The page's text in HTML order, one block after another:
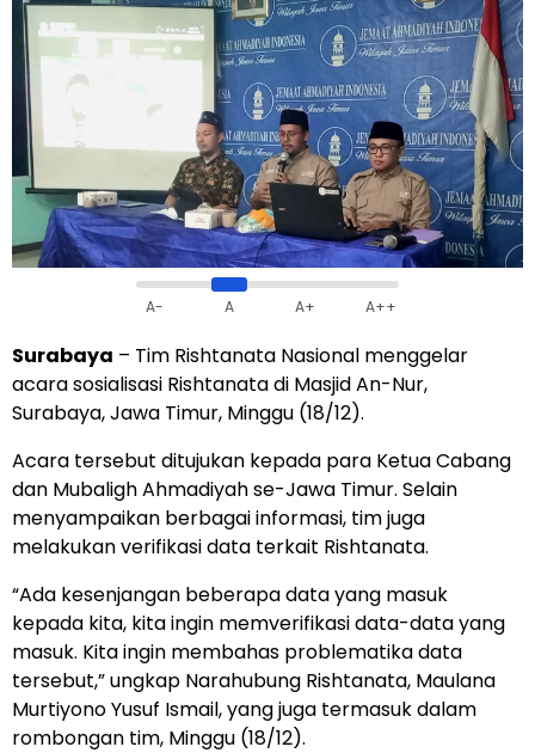
A- A A+ A++
Surabaya – Tim Rishtanata Nasional menggelar
acara sosialisasi Rishtanata di Masjid An-Nur,
Surabaya, Jawa Timur, Minggu (18/12).
Acara tersebut ditujukan kepada para Ketua Cabang
dan Mubaligh Ahmadiyah se-Jawa Timur. Selain
menyampaikan berbagai informasi, tim juga
melakukan verifikasi data terkait Rishtanata.
“Ada kesenjangan beberapa data yang masuk
kepada kita, kita ingin memverifikasi data-data yang
masuk. Kita ingin membahas problematika data
tersebut,” ungkap Narahubung Rishtanata, Maulana
Murtiyono Yusuf Ismail, yang juga termasuk dalam
rombongan tim, Minggu (18/12).